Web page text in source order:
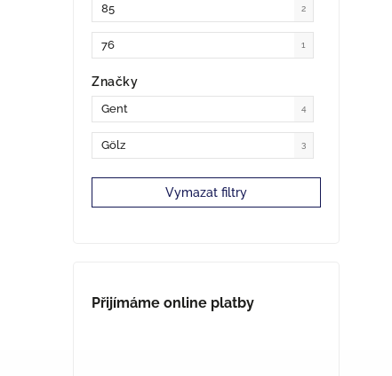
Značky
Gent 4
Gölz 3
85 2
76 1
Vymazat filtry
Přijímáme online platby